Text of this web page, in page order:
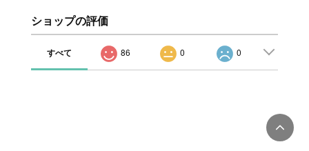
ショップの評価
すべて 86 0 0